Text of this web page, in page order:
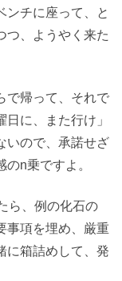
ンチに座って、と
つ、ようやく来た
で帰って、それで
に、また行け」
いので、承諾せざ
n乗ですよ。
ら、例の化石の
事項を埋め、厳重
に箱詰めして、発